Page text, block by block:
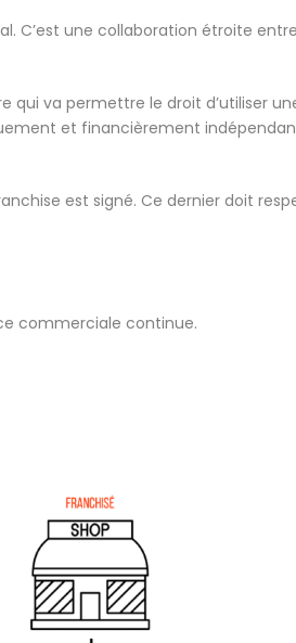
C’est une collaboration étroite
qui va permettre le droit d’utiliser
et financièrement
est signé. Ce dernier doit
commerciale continue.